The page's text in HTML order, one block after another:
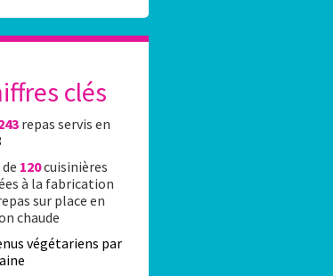
du 16e réalisent l’affiche Stade
16e ont été accueillis Lundi 8 juin 2026 au stade Jean-
concours de dessin organisé par la Caisse des
le Stade Français Paris.
clés
repas servis en
120cuisinières
à la fabrication
sur place en
chaude
végétariens par